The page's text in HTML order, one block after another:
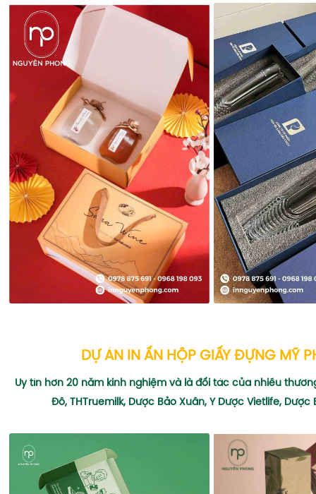
DỰ ÁN IN ẤN HỘP GIẤY ĐỰNG MỸ
Uy tín hơn 20 năm kinh nghiệm và là đối tác của nhiều
Đô, THTruemilk, Dược Bảo Xuân, Y Dược Vietlife, Dược